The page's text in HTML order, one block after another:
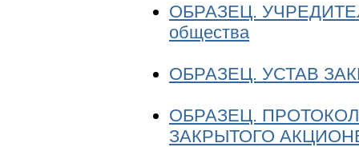
ОБРАЗЕЦ.
общества
ОБРАЗЕЦ. УСТАВ
ОБРАЗЕЦ.
ЗАКРЫТОГО